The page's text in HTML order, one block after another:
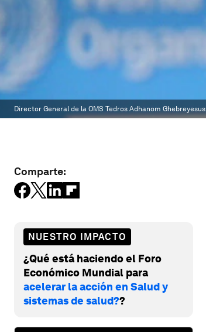
Director General de la OMS Tedros Adhanom Ghebreyesus
Comparte:
NUESTRO IMPACTO
¿Qué está haciendo el Foro
Económico Mundial para
acelerar la acción en Salud y
sistemas de salud??